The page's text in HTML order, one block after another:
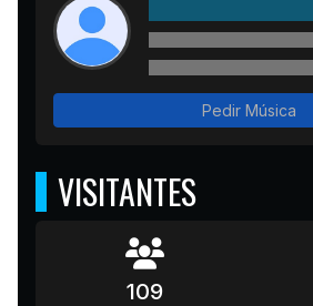
Pedir Música
VISITANTES
109